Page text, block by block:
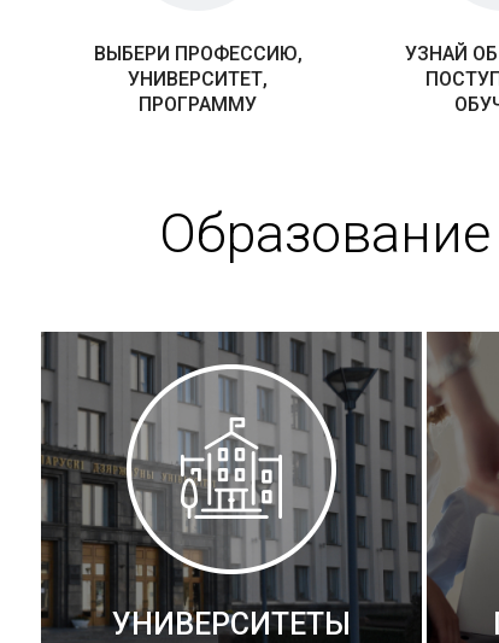
ВЫБЕРИ ПРОФЕССИЮ,
УНИВЕРСИТЕТ,
ПРОГРАММУ
УЗНАЙ
УНИВЕРСИТЕТЫ